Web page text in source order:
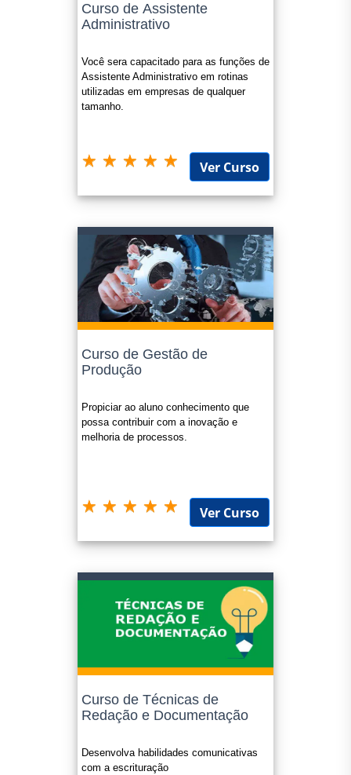
Curso de Assistente
Administrativo
Você sera capacitado para as funções de
Assistente Administrativo em rotinas
utilizadas em empresas de qualquer
tamanho.
Ver Curso
Curso de Gestão de
Produção
Propiciar ao aluno conhecimento que
possa contribuir com a inovação e
melhoria de processos.
Ver Curso
Curso de Técnicas de
Redação e Documentação
Desenvolva habilidades comunicativas
com a escrituração